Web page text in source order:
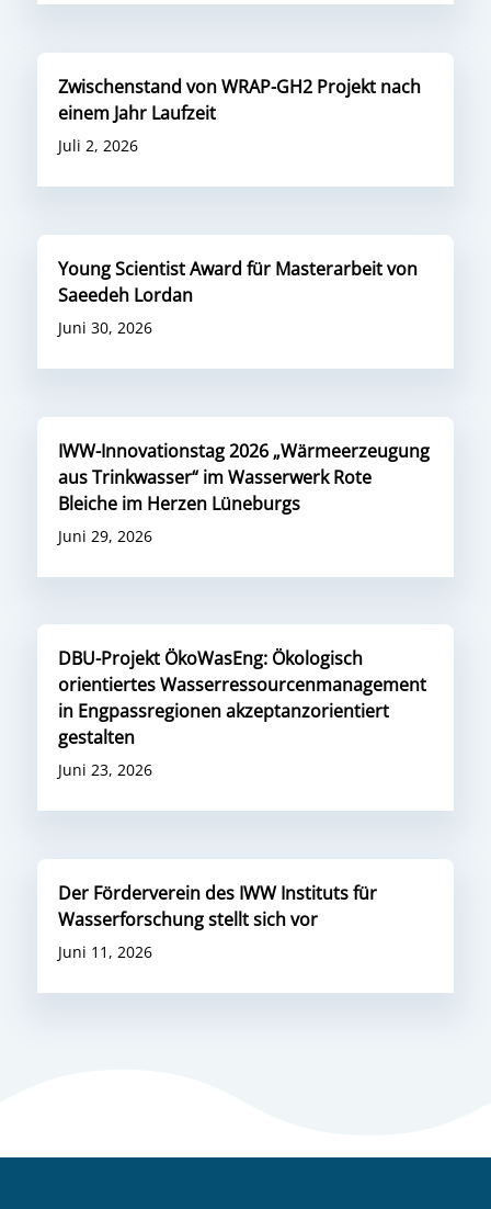
Zwischenstand von WRAP-GH2 Projekt nach
einem Jahr Laufzeit
Juli 2, 2026
Young Scientist Award für Masterarbeit von
Saeedeh Lordan
Juni 30, 2026
IWW-Innovationstag 2026 „Wärmeerzeugung
aus Trinkwasser“ im Wasserwerk Rote
Bleiche im Herzen Lüneburgs
Juni 29, 2026
DBU-Projekt ÖkoWasEng: Ökologisch
orientiertes Wasserressourcenmanagement
in Engpassregionen akzeptanzorientiert
gestalten
Juni 23, 2026
Der Förderverein des IWW Instituts für
Wasserforschung stellt sich vor
Juni 11, 2026